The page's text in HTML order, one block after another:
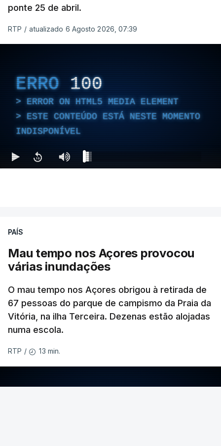
ponte 25 de abril.
RTP / atualizado 6 Agosto 2026, 07:39
ERRO 100
ERROR ON HTML5 MEDIA ELEMENT
ESTE CONTEÚDO ESTÁ NESTE MOMENTO
INDISPONÍVEL
PAÍS
Mau tempo nos Açores provocou
várias inundações
O mau tempo nos Açores obrigou à retirada de
67 pessoas do parque de campismo da Praia da
Vitória, na ilha Terceira. Dezenas estão alojadas
numa escola.
RTP / 13 min.